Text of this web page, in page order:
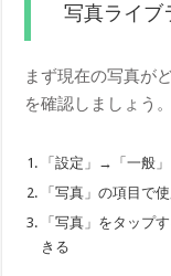
写真ライブ
まず現在の写真が
を確認しましょう。
「設定」→「一般
「写真」の項目で
「写真」をタップ
きる